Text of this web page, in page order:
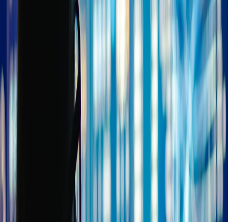
Compartir en Facebook